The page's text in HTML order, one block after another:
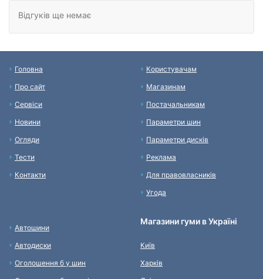
Відгуків ще немає
Головна
Про сайт
Сервіси
Новини
Огляди
Тести
Контакти
Користувачам
Магазинам
Постачальникам
Параметри шин
Параметри дисків
Реклама
Для правовласників
Угода
Автошини
Автодиски
Оголошення б у шин
Магазини гуми в Україні
Київ
Харків